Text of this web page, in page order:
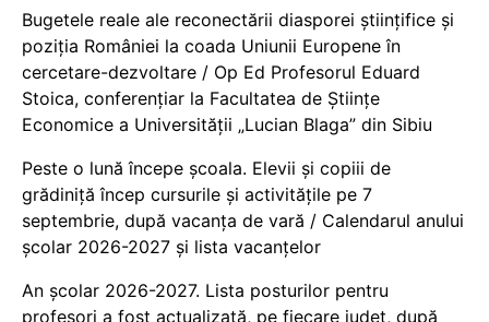
Bugetele reale ale reconectării diasporei științifice și
poziția României la coada Uniunii Europene în
cercetare-dezvoltare / Op Ed Profesorul Eduard
Stoica, conferențiar la Facultatea de Științe
Economice a Universității „Lucian Blaga” din Sibiu
Peste o lună începe școala. Elevii și copiii de
grădiniță încep cursurile și activitățile pe 7
septembrie, după vacanța de vară / Calendarul anului
școlar 2026-2027 și lista vacanțelor
An școlar 2026-2027. Lista posturilor pentru
profesori a fost actualizată, pe fiecare județ, după